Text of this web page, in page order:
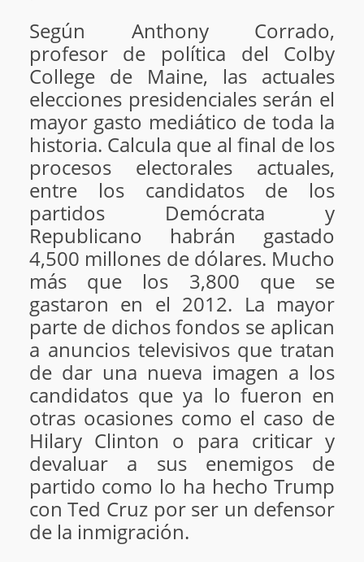
Según Anthony Corrado,
profesor de política del Colby
College de Maine, las actuales
elecciones presidenciales serán el
mayor gasto mediático de toda la
historia. Calcula que al final de los
procesos electorales actuales,
entre los candidatos de los
partidos Demócrata y
Republicano habrán gastado
4,500 millones de dólares. Mucho
más que los 3,800 que se
gastaron en el 2012. La mayor
parte de dichos fondos se aplican
a anuncios televisivos que tratan
de dar una nueva imagen a los
candidatos que ya lo fueron en
otras ocasiones como el caso de
Hilary Clinton o para criticar y
devaluar a sus enemigos de
partido como lo ha hecho Trump
con Ted Cruz por ser un defensor
de la inmigración.